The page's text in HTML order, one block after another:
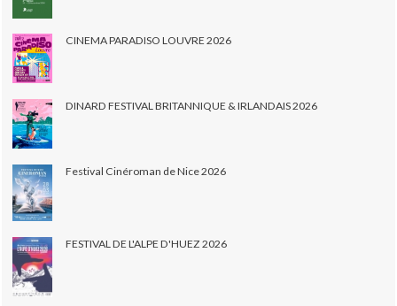
CINEMA PARADISO LOUVRE 2026
DINARD FESTIVAL BRITANNIQUE & IRLANDAIS 2026
Festival Cinéroman de Nice 2026
FESTIVAL DE L'ALPE D'HUEZ 2026